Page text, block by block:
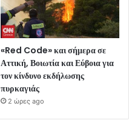
«Red Code» και σήμερα σε
Αττική, Βοιωτία και Εύβοια για
τον κίνδυνο εκδήλωσης
πυρκαγιάς
2 ώρες ago